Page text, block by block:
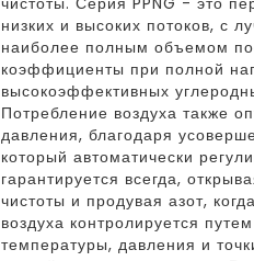
низких и высоких потоков, с
наиболее полным объемом
коэффициенты при полной
высокоэффективных
Потребление воздуха также
давления, благодаря
который автоматически
гарантируется всегда,
чистоты и продувая азот,
воздуха контролируется
температуры, давления и